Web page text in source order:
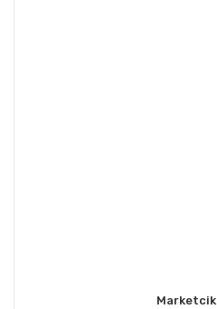
Marketcik